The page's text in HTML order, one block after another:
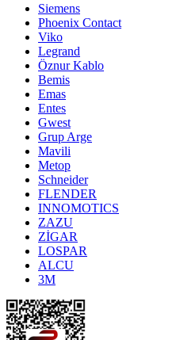
Siemens
Phoenix Contact
Viko
Legrand
Öznur Kablo
Bemis
Emas
Entes
Gwest
Grup Arge
Mavili
Metop
Schneider
FLENDER
INNOMOTICS
ZAZU
ZİGAR
LOSPAR
ALCU
3M